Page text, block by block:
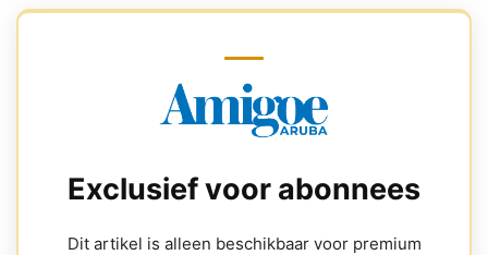
Exclusief voor abonnees
Dit artikel is alleen beschikbaar voor premium